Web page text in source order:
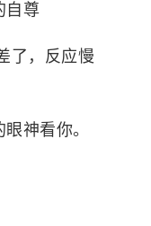
自尊
了，反应慢
神看你。